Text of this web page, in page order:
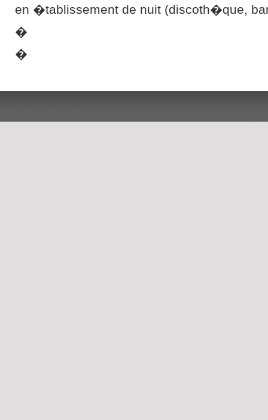
en �tablissement de nuit (discoth�que,
�
�